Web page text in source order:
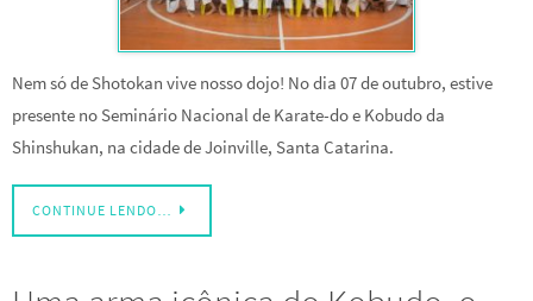
Nem só de Shotokan vive nosso dojo! No dia 07 de outubro, estive
presente no Seminário Nacional de Karate-do e Kobudo da
Shinshukan, na cidade de Joinville, Santa Catarina.
CONTINUE LENDO…